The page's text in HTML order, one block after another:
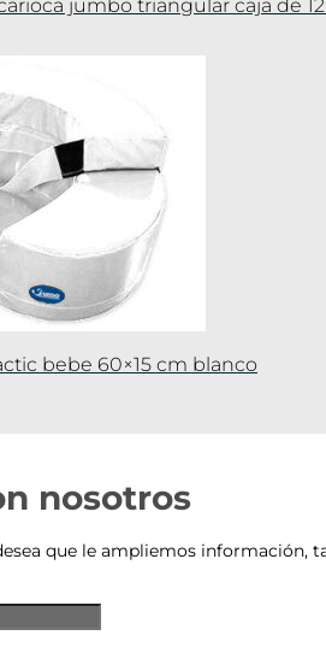
jumbo triangular caja de
bebe 60×15 cm blanco
nosotros
que le ampliemos